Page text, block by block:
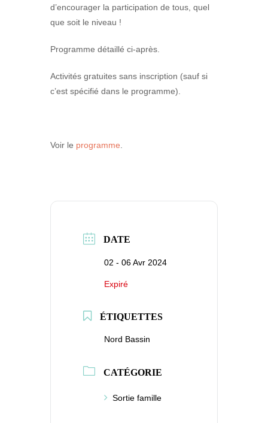
d’encourager la participation de tous, quel
que soit le niveau !
Programme détaillé ci-après.
Activités gratuites sans inscription (sauf si
c’est spécifié dans le programme).
Voir le programme
DATE
02 - 06 Avr 2024
Expiré
ÉTIQUETTES
Nord Bassin
CATÉGORIE
Sortie famille